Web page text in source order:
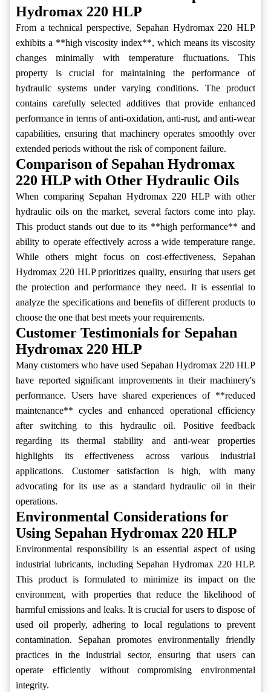
Hydromax 220 HLP
From a technical perspective, Sepahan Hydromax 220 HLP
exhibits a **high viscosity index**, which means its viscosity
changes minimally with temperature fluctuations. This
property is crucial for maintaining the performance of
hydraulic systems under varying conditions. The product
contains carefully selected additives that provide enhanced
performance in terms of anti-oxidation, anti-rust, and anti-wear
capabilities, ensuring that machinery operates smoothly over
extended periods without the risk of component failure.
Comparison of Sepahan Hydromax
220 HLP with Other Hydraulic Oils
When comparing Sepahan Hydromax 220 HLP with other
hydraulic oils on the market, several factors come into play.
This product stands out due to its **high performance** and
ability to operate effectively across a wide temperature range.
While others might focus on cost-effectiveness, Sepahan
Hydromax 220 HLP prioritizes quality, ensuring that users get
the protection and performance they need. It is essential to
analyze the specifications and benefits of different products to
choose the one that best meets your requirements.
Customer Testimonials for Sepahan
Hydromax 220 HLP
Many customers who have used Sepahan Hydromax 220 HLP
have reported significant improvements in their machinery's
performance. Users have shared experiences of **reduced
maintenance** cycles and enhanced operational efficiency
after switching to this hydraulic oil. Positive feedback
regarding its thermal stability and anti-wear properties
highlights its effectiveness across various industrial
applications. Customer satisfaction is high, with many
advocating for its use as a standard hydraulic oil in their
operations.
Environmental Considerations for
Using Sepahan Hydromax 220 HLP
Environmental responsibility is an essential aspect of using
industrial lubricants, including Sepahan Hydromax 220 HLP.
This product is formulated to minimize its impact on the
environment, with properties that reduce the likelihood of
harmful emissions and leaks. It is crucial for users to dispose of
used oil properly, adhering to local regulations to prevent
contamination. Sepahan promotes environmentally friendly
practices in the industrial sector, ensuring that users can
operate efficiently without compromising environmental
integrity.